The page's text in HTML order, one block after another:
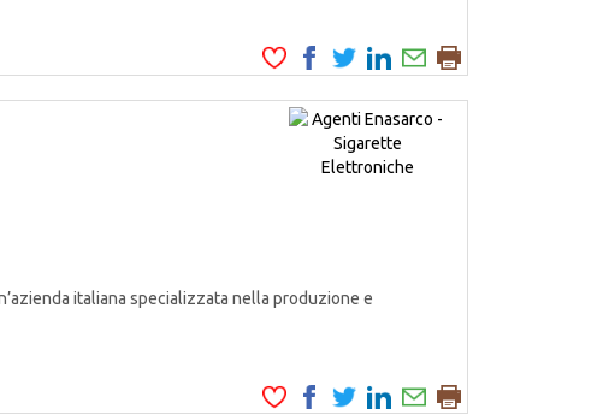
italiana specializzata nella produzione e